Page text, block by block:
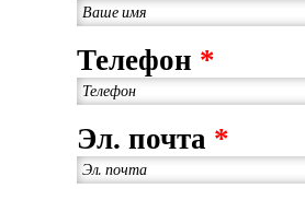
Телефон *
Эл. почта *